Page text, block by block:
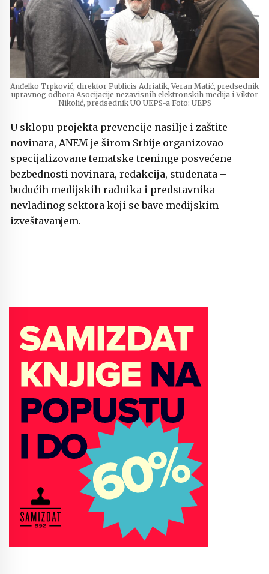
Anđelko Trpković, direktor Publicis Adriatik, Veran Matić, predsednik
upravnog odbora Asocijacije nezavisnih elektronskih medija i Viktor
Nikolić, predsednik UO UEPS-a Foto: UEPS
U sklopu projekta prevencije nasilje i zaštite
novinara, ANEM je širom Srbije organizovao
specijalizovane tematske treninge posvećene
bezbednosti novinara, redakcija, studenata –
budućih medijskih radnika i predstavnika
nevladinog sektora koji se bave medijskim
izveštavanjem.